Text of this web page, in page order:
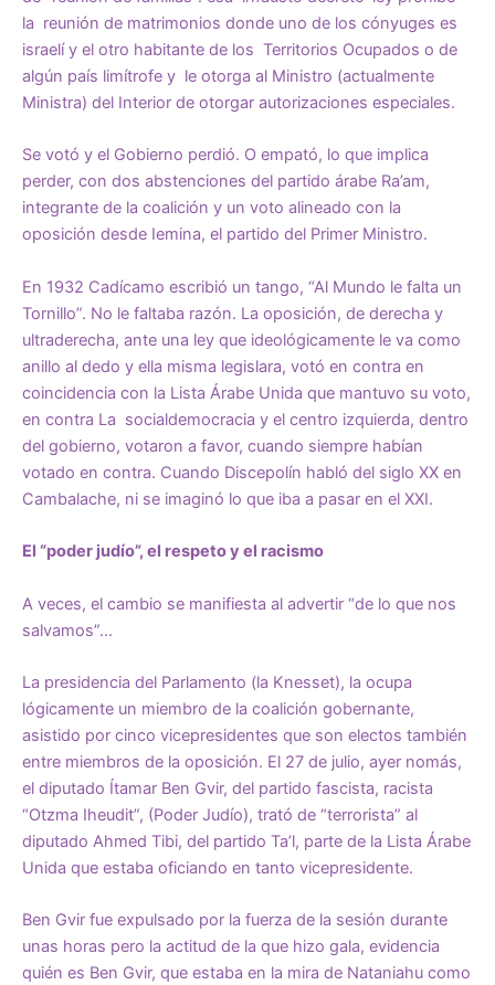
la reunión de matrimonios donde uno de los cónyuges es
israelí y el otro habitante de los Territorios Ocupados o de
algún país limítrofe y le otorga al Ministro (actualmente
Ministra) del Interior de otorgar autorizaciones especiales.
Se votó y el Gobierno perdió. O empató, lo que implica
perder, con dos abstenciones del partido árabe Ra’am,
integrante de la coalición y un voto alineado con la
oposición desde Iemina, el partido del Primer Ministro.
En 1932 Cadícamo escribió un tango, “Al Mundo le falta un
Tornillo”. No le faltaba razón. La oposición, de derecha y
ultraderecha, ante una ley que ideológicamente le va como
anillo al dedo y ella misma legislara, votó en contra en
coincidencia con la Lista Árabe Unida que mantuvo su voto,
en contra La socialdemocracia y el centro izquierda, dentro
del gobierno, votaron a favor, cuando siempre habían
votado en contra. Cuando Discepolín habló del siglo XX en
Cambalache, ni se imaginó lo que iba a pasar en el XXI.
El “poder judío”, el respeto y el racismo
A veces, el cambio se manifiesta al advertir “de lo que nos
salvamos”…
La presidencia del Parlamento (la Knesset), la ocupa
lógicamente un miembro de la coalición gobernante,
asistido por cinco vicepresidentes que son electos también
entre miembros de la oposición. El 27 de julio, ayer nomás,
el diputado Ítamar Ben Gvir, del partido fascista, racista
“Otzma Iheudit”, (Poder Judío), trató de “terrorista” al
diputado Ahmed Tibi, del partido Ta’l, parte de la Lista Árabe
Unida que estaba oficiando en tanto vicepresidente.
Ben Gvir fue expulsado por la fuerza de la sesión durante
unas horas pero la actitud de la que hizo gala, evidencia
quién es Ben Gvir, que estaba en la mira de Nataniahu como